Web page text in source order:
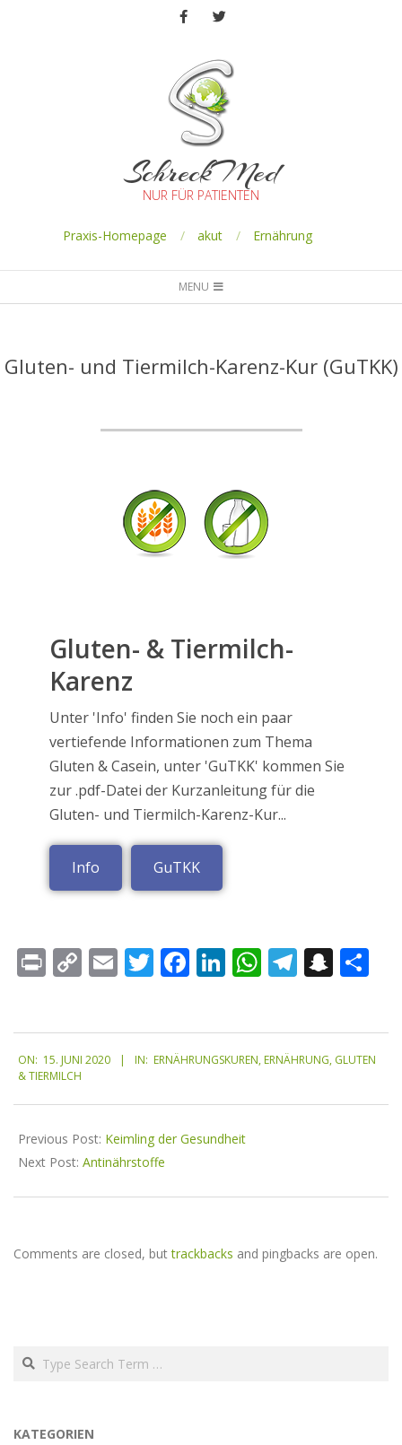
SchreckMed
NUR FÜR PATIENTEN
Praxis-Homepage akut Ernährung
MENU
Gluten- und Tiermilch-Karenz-Kur (GuTKK)
Gluten- & Tiermilch-
Karenz
Unter 'Info' finden Sie noch ein paar
vertiefende Informationen zum Thema
Gluten & Casein, unter 'GuTKK' kommen Sie
zur .pdf-Datei der Kurzanleitung für die
Gluten- und Tiermilch-Karenz-Kur...
Info GuTKK
PrintCopyEmailTwitter
Facebook
LinkedIn
WhatsApp
ON: 15. JUNI 2020 IN: ERNÄHRUNGSKUREN, ERNÄHRUNG, GLUTEN
& TIERMILCH
Previous Post: Keimling der Gesundheit
Next Post: Antinährstoffe
Comments are closed, buttrackbacks and pingbacks are open.
KATEGORIEN